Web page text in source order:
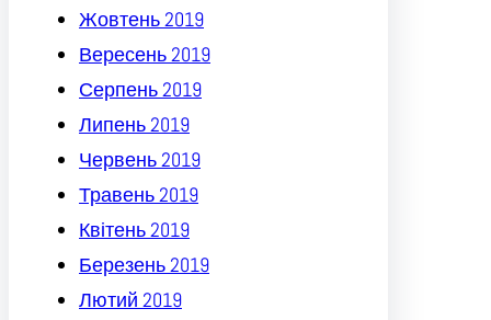
Жовтень 2019
Вересень 2019
Серпень 2019
Липень 2019
Червень 2019
Травень 2019
Квітень 2019
Березень 2019
Лютий 2019